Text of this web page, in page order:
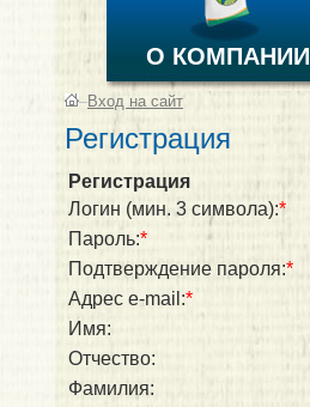
О КОМПАНИИ
–Вход на сайт
Регистрация
Регистрация
Логин (мин. 3 символа):*
Пароль:*
Подтверждение пароля:*
Адрес e-mail:*
Имя:
Отчество:
Фамилия: